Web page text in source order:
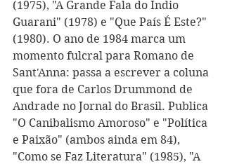
(1975), "A Grande Fala do Índio
Guarani" (1978) e "Que País É Este?"
(1980). O ano de 1984 marca um
momento fulcral para Romano de
Sant'Anna: passa a escrever a coluna
que fora de Carlos Drummond de
Andrade no Jornal do Brasil. Publica
"O Canibalismo Amoroso" e "Política
e Paixão" (ambos ainda em 84),
"Como se Faz Literatura" (1985), "A